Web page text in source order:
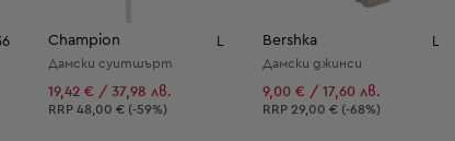
Champion L
Дамски суитшърт
19,42 € / 37,98 лв.
Препоръчителна цена:
RRP 48,00 € (-59%)
Bershka L
Дамски джинси
9,00 € / 17,60 лв.
Препоръчителна цена:
RRP 29,00 € (-68%)